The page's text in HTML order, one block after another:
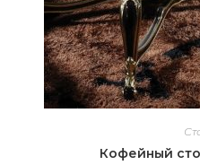
Кофейный